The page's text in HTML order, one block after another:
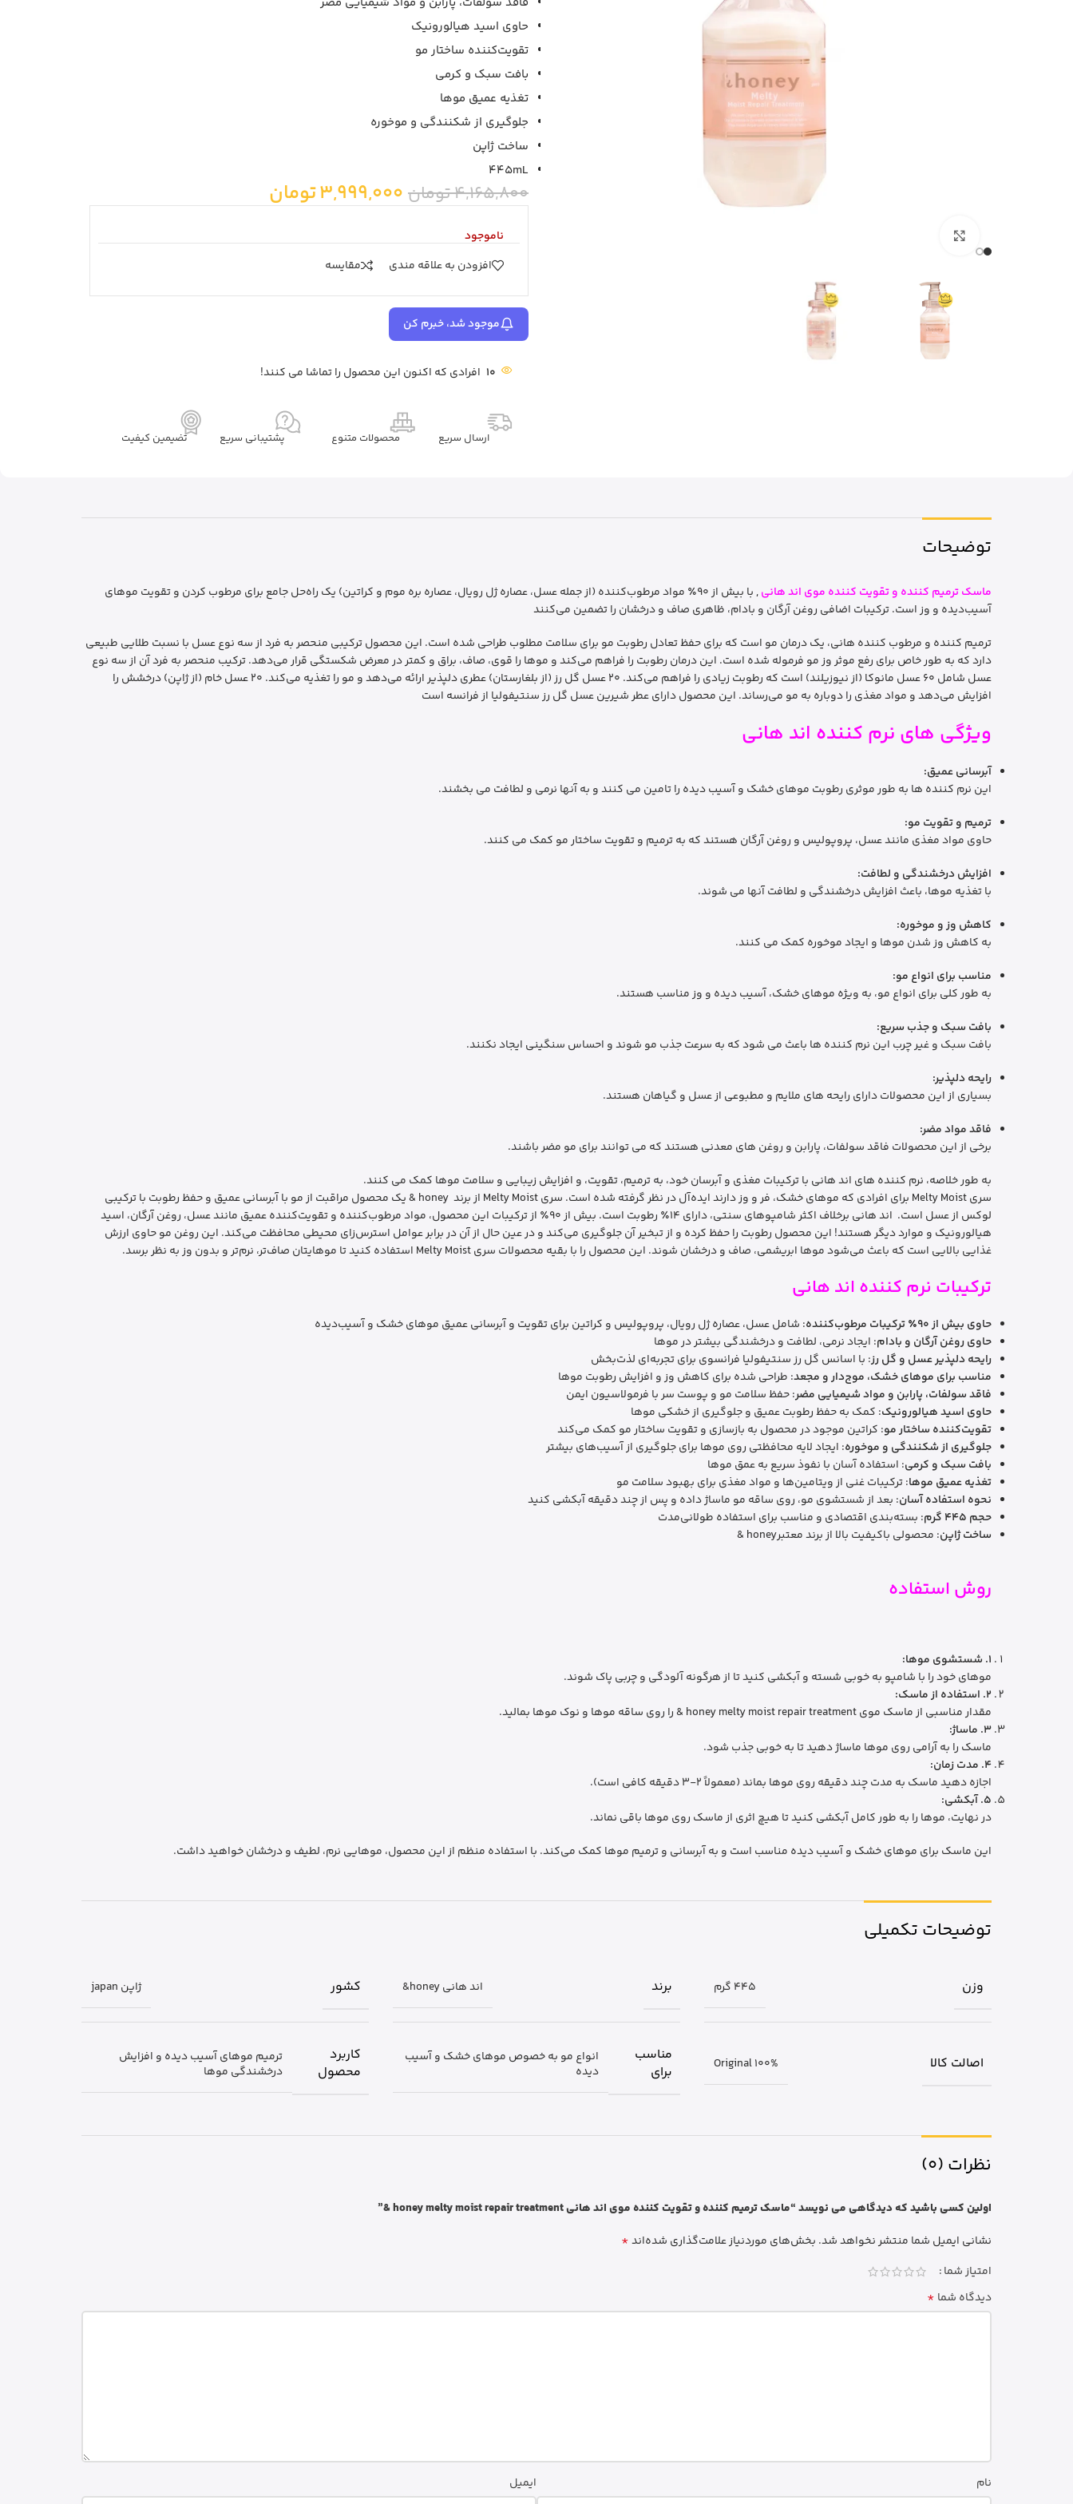
حاوی اسید هیالورونیک
تقویت‌کننده ساختار مو
بافت سبک و کرمی
تغذیه عمیق موها
جلوگیری از شکنندگی و موخوره
ساخت ژاپن
445mL
4,165,800تومان 3,999,000تومان
ناموجود
افزودن به علاقه مندی
مقايسه
موجود شد، خبرم کن
10 افرادی که اکنون این محصول را تماشا می کنند!
ارسال سریع محصولات متنوع پشتیبانی سریع تضیمین کیفیت
توضیحات
ماسک ترمیم کننده و تقویت کننده موی اند هانی,
با بیش از 90٪ مواد مرطوب‌کننده (از جمله عسل، عصاره ژل رویال، عصاره بره موم و کراتین) یک راه‌حل جامع برای مرطوب کردن و تقویت موهای
آسیب‌دیده و وز است. ترکیبات اضافی روغن آرگان و بادام، ظاهری صاف و درخشان را تضمین می‌کنند
ترمیم کننده و مرطوب کننده هانی، یک درمان مو است که برای حفظ تعادل رطوبت مو برای سلامت مطلوب طراحی شده است. این محصول ترکیبی منحصر به فرد از سه نوع عسل با نسبت طلایی طبیعی
دارد که به طور خاص برای رفع موثر وز مو فرموله شده است. این درمان رطوبت را فراهم می‌کند و موها را قوی، صاف، براق و کمتر در معرض شکستگی قرار می‌دهد. ترکیب منحصر به فرد آن از سه نوع
عسل شامل ۶۰ عسل مانوکا (از نیوزیلند) است که رطوبت زیادی را فراهم می‌کند. 20 عسل گل رز (از بلغارستان) عطری دلپذیر ارائه می‌دهد و مو را تغذیه می‌کند. 20 عسل خام (از ژاپن) درخشش را
افزایش می‌دهد و مواد مغذی را دوباره به مو می‌رساند. این محصول دارای عطر شیرین عسل گل رز سنتیفولیا از فرانسه است
ویژگی های نرم کننده اند هانی
آبرسانی عمیق:
این نرم کننده ها به طور موثری رطوبت موهای خشک و آسیب دیده را تامین می کنند و به آنها نرمی و لطافت می بخشند.
ترمیم و تقویت مو:
حاوی مواد مغذی مانند عسل، پروپولیس و روغن آرگان هستند که به ترمیم و تقویت ساختار مو کمک می کنند.
افزایش درخشندگی و لطافت:
با تغذیه موها، باعث افزایش درخشندگی و لطافت آنها می شوند.
کاهش وز و موخوره:
به کاهش وز شدن موها و ایجاد موخوره کمک می کنند.
مناسب برای انواع مو:
به طور کلی برای انواع مو، به ویژه موهای خشک، آسیب دیده و وز مناسب هستند.
بافت سبک و جذب سریع:
بافت سبک و غیر چرب این نرم کننده ها باعث می شود که به سرعت جذب مو شوند و احساس سنگینی ایجاد نکنند.
رایحه دلپذیر:
بسیاری از این محصولات دارای رایحه های ملایم و مطبوعی از عسل و گیاهان هستند.
فاقد مواد مضر:
برخی از این محصولات فاقد سولفات، پارابن و روغن های معدنی هستند که می توانند برای مو مضر باشند.
به طور خلاصه، نرم کننده های اند هانی با ترکیبات مغذی و آبرسان خود، به ترمیم، تقویت، و افزایش زیبایی و سلامت موها کمک می کنند.
سری Melty Moist برای افرادی که موهای خشک، فر و وز دارند ایده‌آل در نظر گرفته شده است. سری Melty Moist از برند honey & یک محصول مراقبت از مو با آبرسانی عمیق و حفظ رطوبت با ترکیبی
لوکس از عسل است. اند هانی برخلاف اکثر شامپوهای سنتی، دارای ۱۴٪ رطوبت است. بیش از ۹۰٪ از ترکیبات این محصول، مواد مرطوب‌کننده و تقویت‌کننده عمیق مانند عسل، روغن آرگان، اسید
هیالورونیک و موارد دیگر هستند! این محصول رطوبت را حفظ کرده و از تبخیر آن جلوگیری می‌کند و در عین حال از آن در برابر عوامل استرس‌زای محیطی محافظت می‌کند. این روغن مو حاوی ارزش
غذایی بالایی است که باعث می‌شود موها ابریشمی، صاف و درخشان شوند. این محصول را با بقیه محصولات سری Melty Moist استفاده کنید تا موهایتان صاف‌تر، نرم‌تر و بدون وز به نظر برسد.
ترکیبات نرم کننده اند هانی
حاوی بیش از ۹۰٪ ترکیبات مرطوب‌کننده
: شامل عسل، عصاره ژل رویال، پروپولیس و کراتین برای تقویت و آبرسانی عمیق موهای خشک و آسیب‌دیده
حاوی روغن آرگان و بادام: ایجاد نرمی، لطافت و درخشندگی بیشتر در موها
رایحه دلپذیر عسل و گل رز: با اسانس گل رز سنتیفولیا فرانسوی برای تجربه‌ای لذت‌بخش
مناسب برای موهای خشک، موج‌دار و مجعد: طراحی شده برای کاهش وز و افزایش رطوبت موها
فاقد سولفات، پارابن و مواد شیمیایی مضر: حفظ سلامت مو و پوست سر با فرمولاسیون ایمن
حاوی اسید هیالورونیک: کمک به حفظ رطوبت عمیق و جلوگیری از خشکی موها
تقویت‌کننده ساختار مو: کراتین موجود در محصول به بازسازی و تقویت ساختار مو کمک می‌کند
جلوگیری از شکنندگی و موخوره: ایجاد لایه محافظتی روی موها برای جلوگیری از آسیب‌های بیشتر
بافت سبک و کرمی: استفاده آسان با نفوذ سریع به عمق موها
تغذیه عمیق موها: ترکیبات غنی از ویتامین‌ها و مواد مغذی برای بهبود سلامت مو
نحوه استفاده آسان: بعد از شستشوی مو، روی ساقه مو ماساژ داده و پس از چند دقیقه آبکشی کنید
حجم ۴۴۵ گرم
: بسته‌بندی اقتصادی و مناسب برای استفاده طولانی‌مدت
ساخت ژاپن: محصولی باکیفیت بالا از برند معتبرhoney &
روش استفاده
1. شستشوی موها:
موهای خود را با شامپو به خوبی شسته و آبکشی کنید تا از هرگونه آلودگی و چربی پاک شوند.
2. استفاده از ماسک:
مقدار مناسبی از ماسک موی honey melty moist repair treatment & را روی ساقه موها و نوک موها بمالید.
3. ماساژ:
ماسک را به آرامی روی موها ماساژ دهید تا به خوبی جذب شود.
4. مدت زمان:
اجازه دهید ماسک به مدت چند دقیقه روی موها بماند (معمولاً 2-3 دقیقه کافی است).
5. آبکشی:
در نهایت، موها را به طور کامل آبکشی کنید تا هیچ اثری از ماسک روی موها باقی نماند.
این ماسک برای موهای خشک و آسیب دیده مناسب است و به آبرسانی و ترمیم موها کمک می‌کند. با استفاده منظم از این محصول، موهایی نرم، لطیف و درخشان خواهید داشت.
توضیحات تکمیلی
وزن 445 گرم برند اند هانی honey& کشور ژاپن japan
اصالت کالا Original 100%
مناسب
برای
انواع مو به خصوص موهای خشک و آسیب
دیده
کاربرد
محصول
ترمیم موهای آسیب دیده و افزایش
درخشندگی موها
نظرات (0)
اولین کسی باشید که دیدگاهی می نویسد “ماسک ترمیم کننده و تقویت کننده موی اند هانی honey melty moist repair treatment &”
نشانی ایمیل شما منتشر نخواهد شد. بخش‌های موردنیاز علامت‌گذاری شده‌اند*
امتیاز شما
دیدگاه شما *
نام ایمیل